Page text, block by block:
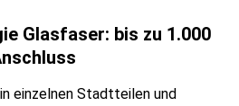
Glasfaser: bis zu 1.000
einzelnen Stadtteilen und